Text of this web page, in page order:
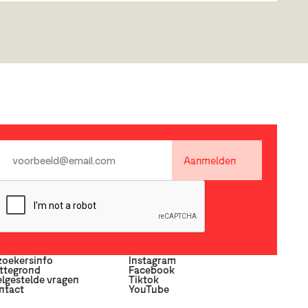
Aanmelden
vragen
Instagram
Facebook
Tiktok
YouTube